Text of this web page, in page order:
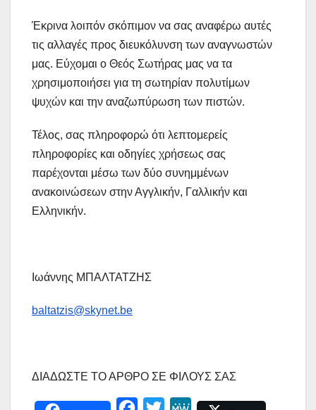
Έκρινα λοιπόν σκόπιμον να σας αναφέρω αυτές
τις αλλαγές προς διευκόλυνση των αναγνωστών
μας. Εύχομαι ο Θεός Σωτήρας μας να τα
χρησιμοποιήσει για τη σωτηρίαν πολυτίμων
ψυχών και την αναζωπύρωση των πιστών.
Τέλος, σας πληροφορώ ότι λεπτομερείς
πληροφορίες και οδηγίες χρήσεως σας
παρέχονται μέσω των δύο συνημμένων
ανακοινώσεων στην Αγγλικήν, Γαλλικήν και
Ελληνικήν.
Ιωάννης ΜΠΑΛΤΑΤΖΗΣ
baltatzis@skynet.be
ΔΙΑΔΩΣΤΕ ΤΟ ΑΡΘΡΟ ΣΕ ΦΙΛΟΥΣ ΣΑΣ